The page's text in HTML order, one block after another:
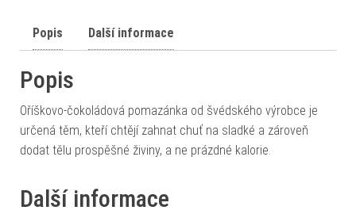
Popis Další informace
Popis
Oříškovo-čokoládová pomazánka od švédského výrobce je
určená těm, kteří chtějí zahnat chuť na sladké a zároveň
dodat tělu prospěšné živiny, a ne prázdné kalorie.
Další informace